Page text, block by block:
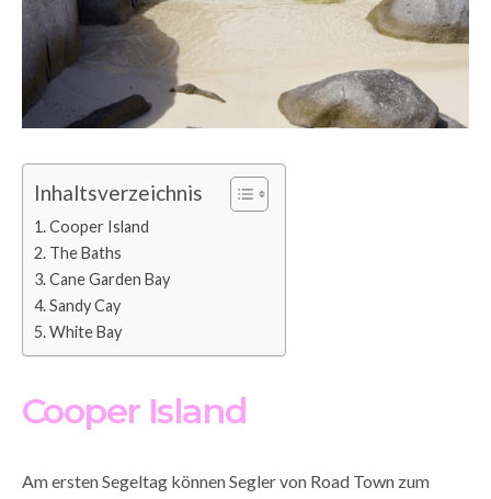
Inhaltsverzeichnis
Cooper Island
The Baths
Cane Garden Bay
Sandy Cay
White Bay
Cooper Island
Am ersten Segeltag können Segler von Road Town zum